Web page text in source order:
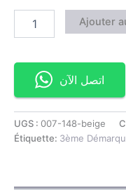
Ajouter
اتصل الآن
UGS : 007-148-beige
Étiquette: 3ème